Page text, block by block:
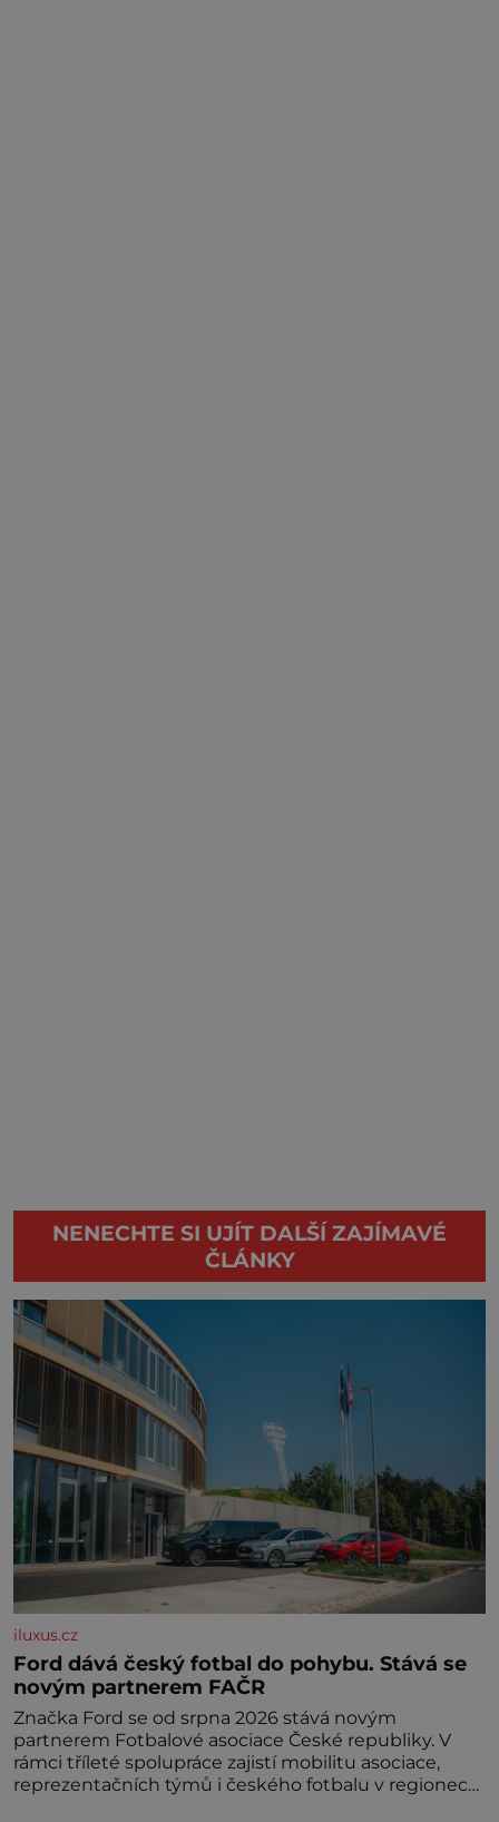
NENECHTE SI UJÍT DALŠÍ ZAJÍMAVÉ
ČLÁNKY
iluxus.cz
Ford dává český fotbal do pohybu. Stává se
novým partnerem FAČR
Značka Ford se od srpna 2026 stává novým
partnerem Fotbalové asociace České republiky. V
rámci tříleté spolupráce zajistí mobilitu asociace,
reprezentačních týmů i českého fotbalu v regionech.